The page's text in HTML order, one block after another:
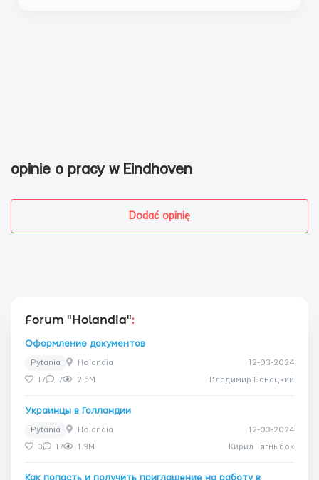
opinie o pracy w Eindhoven
Dodać opinię
Forum "Holandia":
Оформление документов
Pytania Holandia 12-03-2024
17 7 2.6M Владимир Банацкий
Украинцы в Голландии
Pytania Holandia 12-03-2024
3 17 1.9M Кирил Тягныбок
Как попасть и получить приглашение на работу в